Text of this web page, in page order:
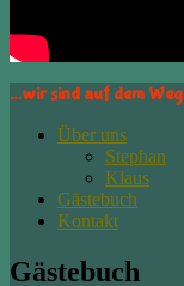
…wir sind auf dem Weg
Über uns
Stephan
Klaus
Gästebuch
Kontakt
Gästebuch